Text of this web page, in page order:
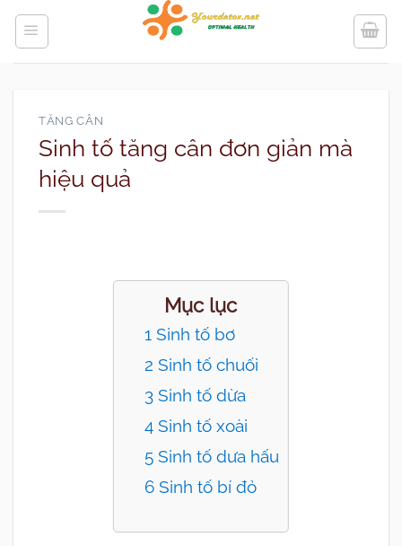
Bỏ
qua
nội
TĂNG CÂN
Sinh tố tăng cân đơn giản mà
hiệu quả
Mục lục
1 Sinh tố bơ
2 Sinh tố chuối
3 Sinh tố dừa
4 Sinh tố xoài
5 Sinh tố dưa hấu
6 Sinh tố bí đỏ